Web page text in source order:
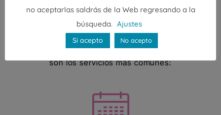
Dependiendo de lo que necesites, puedes
contratar una cuidadora para distintos días y
durante varias cantidades de horas. Estos
son los servicios más comunes:
no aceptarlas saldrás de la Web regresando a la
búsqueda. Ajustes
Si acepto No acepto